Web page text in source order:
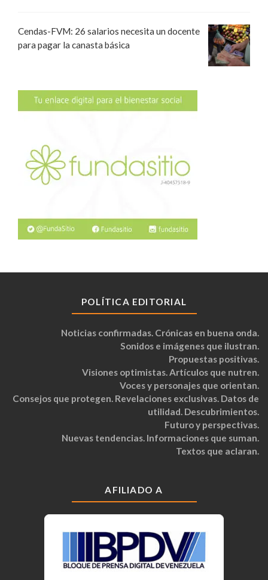
Cendas-FVM: 26 salarios necesita un docente
para pagar la canasta básica
POLÍTICA EDITORIAL
Noticias confirmadas. Crónicas en buena onda.
Sonidos e imágenes que ilustran.
Propuestas positivas.
Visiones optimistas. Artículos que nutren.
Voces y personajes que orientan.
Consejos que protegen. Revelaciones exclusivas. Datos de
utilidad. Descubrimientos.
Futuro y perspectivas.
Nuevas tendencias. Informaciones que suman.
Textos que aclaran.
AFILIADO A